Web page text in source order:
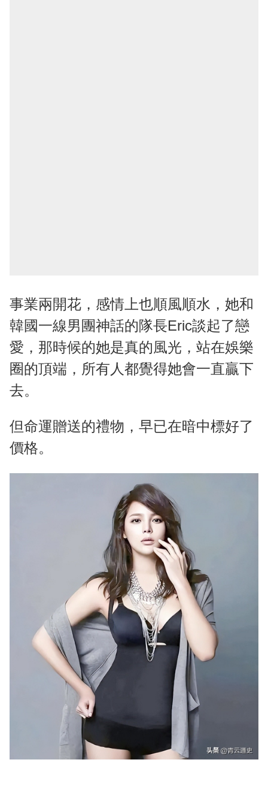
事業兩開花，感情上也順風順水，她和
韓國一線男團神話的隊長Eric談起了戀
愛，那時候的她是真的風光，站在娛樂
圈的頂端，所有人都覺得她會一直贏下
去。
但命運贈送的禮物，早已在暗中標好了
價格。